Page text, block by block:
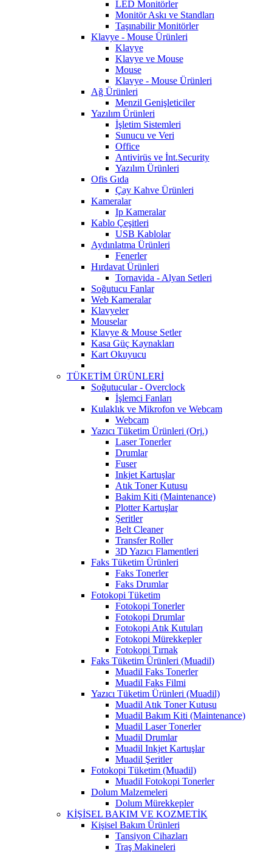
LED Monitörler
Monitör Askı ve Standları
Taşınabilir Monitörler
Klavye - Mouse Ürünleri
Klavye
Klavye ve Mouse
Mouse
Klavye - Mouse Ürünleri
Ağ Ürünleri
Menzil Genişleticiler
Yazılım Ürünleri
İşletim Sistemleri
Sunucu ve Veri
Office
Antivirüs ve İnt.Security
Yazılım Ürünleri
Ofis Gıda
Çay Kahve Ürünleri
Kameralar
Ip Kameralar
Kablo Çeşitleri
USB Kablolar
Aydınlatma Ürünleri
Fenerler
Hırdavat Ürünleri
Tornavida - Alyan Setleri
Soğutucu Fanlar
Web Kameralar
Klavyeler
Mouselar
Klavye & Mouse Setler
Kasa Güç Kaynakları
Kart Okuyucu
TÜKETİM ÜRÜNLERİ
Soğutucular - Overclock
İşlemci Fanları
Kulaklık ve Mikrofon ve Webcam
Webcam
Yazıcı Tüketim Ürünleri (Orj.)
Laser Tonerler
Drumlar
Fuser
Inkjet Kartuşlar
Atık Toner Kutusu
Bakim Kiti (Maintenance)
Plotter Kartuşlar
Şeritler
Belt Cleaner
Transfer Roller
3D Yazıcı Flamentleri
Faks Tüketim Ürünleri
Faks Tonerler
Faks Drumlar
Fotokopi Tüketim
Fotokopi Tonerler
Fotokopi Drumlar
Fotokopi Atık Kutuları
Fotokopi Mürekkepler
Fotokopi Tırnak
Faks Tüketim Ürünleri (Muadil)
Muadil Faks Tonerler
Muadil Faks Filmi
Yazıcı Tüketim Ürünleri (Muadil)
Muadil Atık Toner Kutusu
Muadil Bakım Kiti (Maintenance)
Muadil Laser Tonerler
Muadil Drumlar
Muadil Inkjet Kartuşlar
Muadil Şeritler
Fotokopi Tüketim (Muadil)
Muadil Fotokopi Tonerler
Dolum Malzemeleri
Dolum Mürekkepler
KİŞİSEL BAKIM VE KOZMETİK
Kişisel Bakım Ürünleri
Tansiyon Cihazları
Traş Makineleri